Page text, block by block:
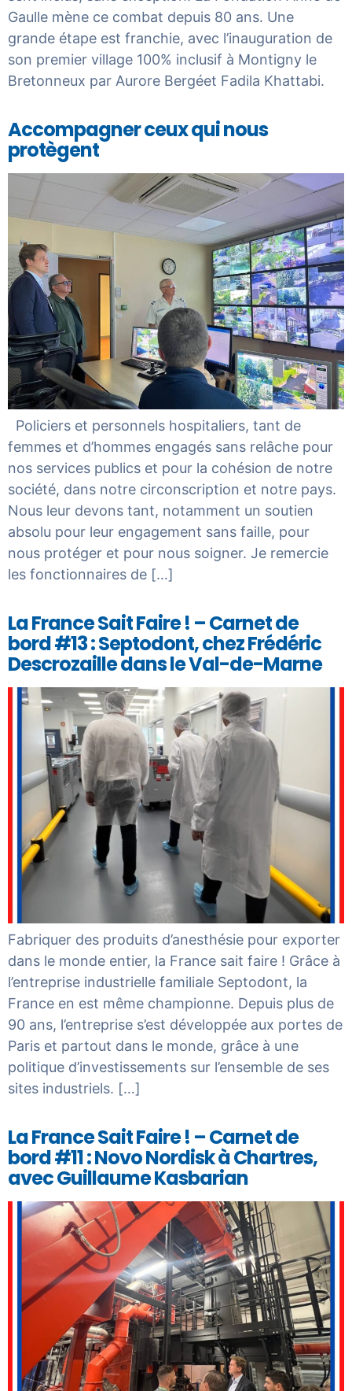
Gaulle mène ce combat depuis 80 ans. Une
grande étape est franchie, avec l’inauguration de
son premier village 100% inclusif à Montigny le
Bretonneux par Aurore Bergéet Fadila Khattabi.
Accompagner ceux qui nous
protègent
Policiers et personnels hospitaliers, tant de
femmes et d’hommes engagés sans relâche pour
nos services publics et pour la cohésion de notre
société, dans notre circonscription et notre pays.
Nous leur devons tant, notamment un soutien
absolu pour leur engagement sans faille, pour
nous protéger et pour nous soigner. Je remercie
les fonctionnaires de […]
La France Sait Faire ! – Carnet de
bord #13 : Septodont, chez Frédéric
Descrozaille dans le Val-de-Marne
Fabriquer des produits d’anesthésie pour exporter
dans le monde entier, la France sait faire ! Grâce à
l’entreprise industrielle familiale Septodont, la
France en est même championne. Depuis plus de
90 ans, l’entreprise s’est développée aux portes de
Paris et partout dans le monde, grâce à une
politique d’investissements sur l’ensemble de ses
sites industriels. […]
La France Sait Faire ! – Carnet de
bord #11 : Novo Nordisk à Chartres,
avec Guillaume Kasbarian